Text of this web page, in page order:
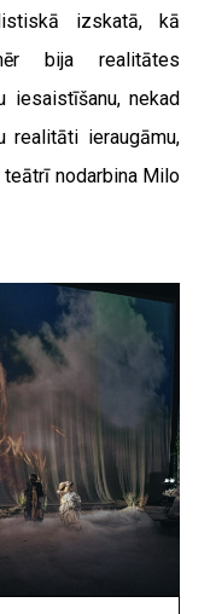
izskatā, kā
bija realitātes
iesaistīšanu, nekad
realitāti ieraugāmu,
nodarbina Milo